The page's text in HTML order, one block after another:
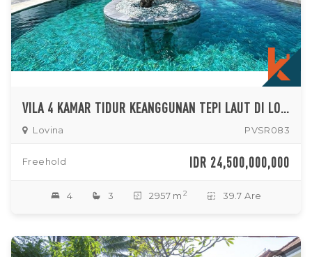
VILA 4 KAMAR TIDUR KEANGGUNAN TEPI LAUT DI LOVINA DIJUAL HAK MILIK
Lovina PVSR083
Freehold IDR 24,500,000,000
4 3 2957 m 2 39.7 Are